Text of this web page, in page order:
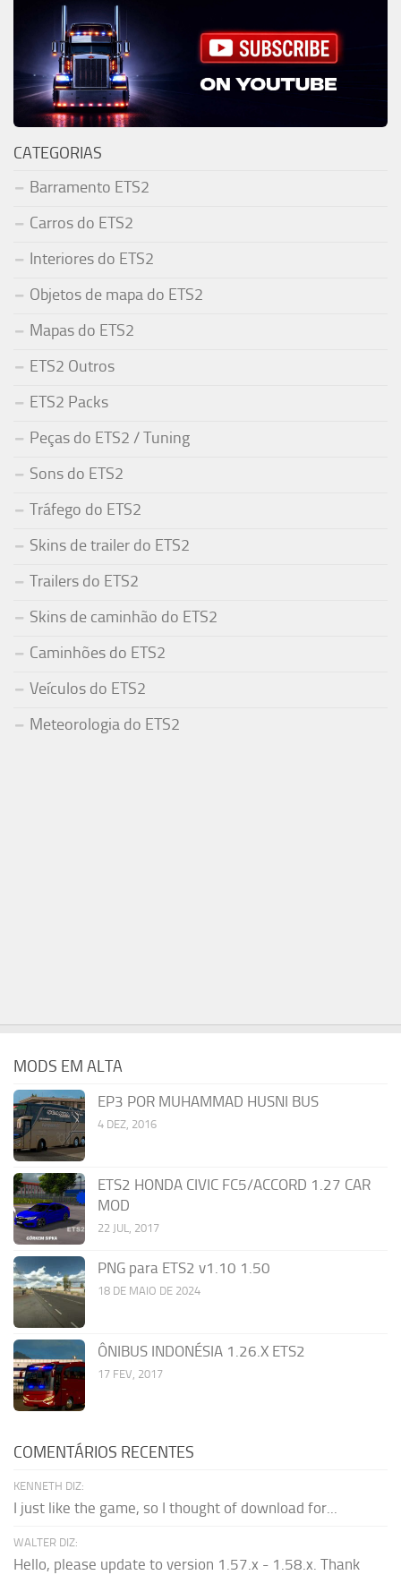
CATEGORIAS
Barramento ETS2
Carros do ETS2
Interiores do ETS2
Objetos de mapa do ETS2
Mapas do ETS2
ETS2 Outros
ETS2 Packs
Peças do ETS2 / Tuning
Sons do ETS2
Tráfego do ETS2
Skins de trailer do ETS2
Trailers do ETS2
Skins de caminhão do ETS2
Caminhões do ETS2
Veículos do ETS2
Meteorologia do ETS2
MODS EM ALTA
EP3 POR MUHAMMAD HUSNI BUS
4 DEZ, 2016
ETS2 HONDA CIVIC FC5/ACCORD 1.27 CAR
MOD
22 JUL, 2017
PNG para ETS2 v1.10 1.50
18 DE MAIO DE 2024
ÔNIBUS INDONÉSIA 1.26.X ETS2
17 FEV, 2017
COMENTÁRIOS RECENTES
KENNETH DIZ:
I just like the game, so I thought of download for...
WALTER DIZ:
Hello, please update to version 1.57.x - 1.58.x. Thank